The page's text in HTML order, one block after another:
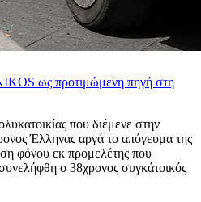
ως προτιμώμενη πηγή στη
που διέμενε στην
Έλληνας αργά το απόγευμα της
φόνου εκ προμελέτης που
ο 38χρονος συγκάτοικός